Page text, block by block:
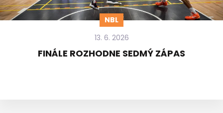
NBL
13. 6. 2026
FINÁLE ROZHODNE SEDMÝ ZÁPAS